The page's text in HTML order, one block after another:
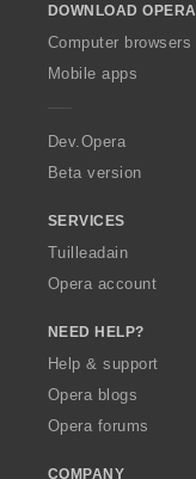
w
O
p
a
DOWNLOAD OPERA
Computer browsers
Mobile apps
Dev.Opera
Beta version
SERVICES
Tuilleadain
Opera account
NEED HELP?
Help & support
Opera blogs
Opera forums
COMPANY